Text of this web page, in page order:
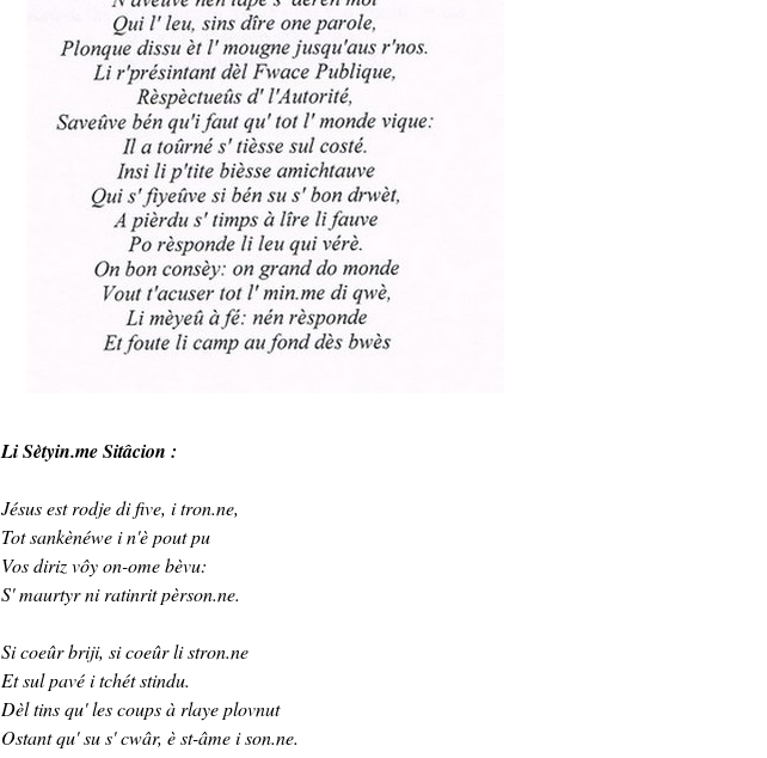
Li Sètyin.me Sitâcion :
Jésus est rodje di five, i tron.ne,
Tot sankènéwe i n'è pout pu
Vos diriz vôy on-ome bèvu:
S' maurtyr ni ratinrit pèrson.ne.
Si coeûr briji, si coeûr li stron.ne
Et sul pavé i tchét stindu.
Dèl tins qu' les coups à rlaye plovnut
Ostant qu' su s' cwâr, è st-âme i son.ne.